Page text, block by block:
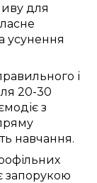
для
усунення
і
20-30
з
навчання.
запорукою